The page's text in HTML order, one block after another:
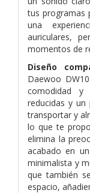
tus programas
una
auriculares,
momentos de
Diseño
Daewoo
comodidad y
reducidas y un
transportar y
lo que te
elimina la
acabado en
minimalista y
que también
espacio,